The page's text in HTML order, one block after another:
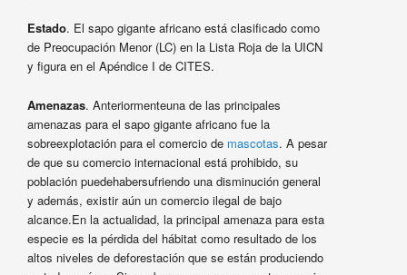
Estado. El sapo gigante africano está clasificado como
de Preocupación Menor (LC) en la Lista Roja de la UICN
y figura en el Apéndice I de CITES.
Amenazas. Anteriormenteuna de las principales
amenazas para el sapo gigante africano fue la
sobreexplotación para el comercio de mascotas. A pesar
de que su comercio internacional está prohibido, su
población puedehabersufriendo una disminución general
y además, existir aún un comercio ilegal de bajo
alcance.En la actualidad, la principal amenaza para esta
especie es la pérdida del hábitat como resultado de los
altos niveles de deforestación que se están produciendo